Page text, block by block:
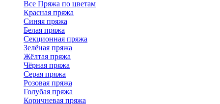
Все Пряжа по цветам
Красная пряжа
Синяя пряжа
Белая пряжа
Секционная пряжа
Зелёная пряжа
Жёлтая пряжа
Чёрная пряжа
Серая пряжа
Розовая пряжа
Голубая пряжа
Коричневая пряжа